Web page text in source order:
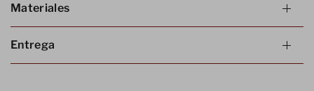
Materiales
Entrega